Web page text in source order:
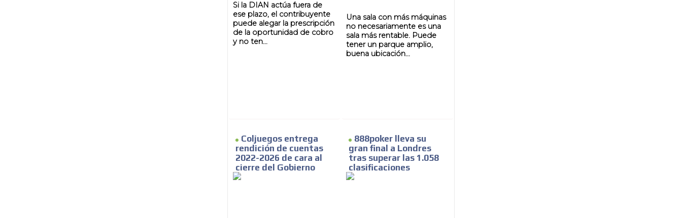
Si la DIAN actúa fuera de
ese plazo, el contribuyente
puede alegar la prescripción
de la oportunidad de cobro
y no ten...
Una sala con más máquinas
no necesariamente es una
sala más rentable. Puede
tener un parque amplio,
buena ubicación...
Coljuegos entrega
rendición de cuentas
2022-2026 de cara al
cierre del Gobierno
888poker lleva su
gran final a Londres
tras superar las 1.058
clasificaciones
MEDIUM